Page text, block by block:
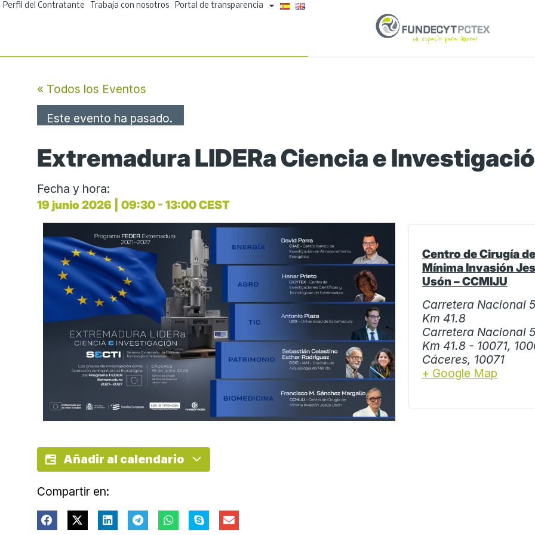
IrPerfil del Contratante Trabaja con nosotros Portal de transparencia
« Todos los Eventos
Este evento ha pasado.
Extremadura LIDERa Ciencia e
Fecha y hora:
19 junio 2026
09:30 - 13:00CEST
Centro de Cirugía de
Mínima Invasión
Usón – CCMIJU
Carretera Nacional
Km 41.8
Carretera Nacional
Km 41.8 - 10071,
Cáceres, 10071
+ Google Map
Añadir al calendario
Compartir en: